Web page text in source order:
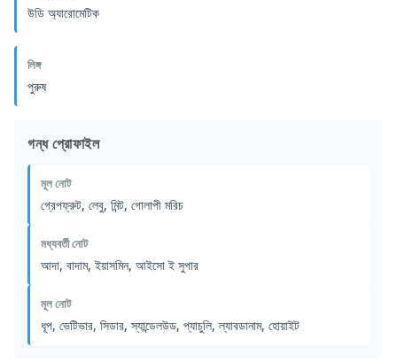
উডি অ্যারোমেটিক
লিঙ্গ
পুরুষ
গন্ধ প্রোফাইল
মূল নোট
গ্রেপফ্রুট, লেবু, মিন্ট, গোলাপী মরিচ
মধ্যবর্তী নোট
আদা, বাদাম, ইয়াসমিন, আইসো ই সুপার
মূল নোট
ধূপ, ভেটিভার, সিডার, স্যান্ডেলউড, প্যাচুলি, ল্যাবডানাম, হোয়াইট